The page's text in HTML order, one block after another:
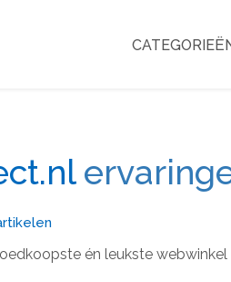
én leukste webwinkel